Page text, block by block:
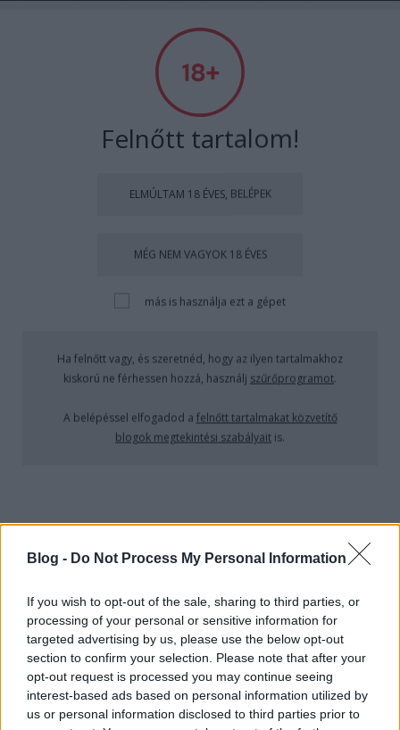
Blog - Do Not Process My Personal Information
If you wish to opt-out of the sale, sharing to third parties, or
processing of your personal or sensitive information for
targeted advertising by us, please use the below opt-out
section to confirm your selection. Please note that after your
opt-out request is processed you may continue seeing
interest-based ads based on personal information utilized by
us or personal information disclosed to third parties prior to
Felnőtt tartalom!
ELMÚLTAM 18 ÉVES, BELÉPEK
MÉG NEM VAGYOK 18 ÉVES
más is használja ezt a gépet
Ha felnőtt vagy, és szeretnéd, hogy az ilyen tartalmakhoz
kiskorú ne férhessen hozzá, használj szűrőprogramot.
A belépéssel elfogadod a felnőtt tartalmakat közvetítő
blogok megtekintési szabályait is.
Végre nem kockázzák ki a meztelen
medencés partit!
2017. szeptember 22.
Vetkőzős póker, meztelen fürdőzés - á, úgyis
Aztán a kockák elmozdulnak, először csak kicsit,
aminek az egyik férfi szereplő kifejezetten örülni
Nyilván minden ember utálja ezeket a rohadt
kockákat, hát most kiderül, hogy ők milyen
érzelmekkel viseltetnek az emberek iránt.